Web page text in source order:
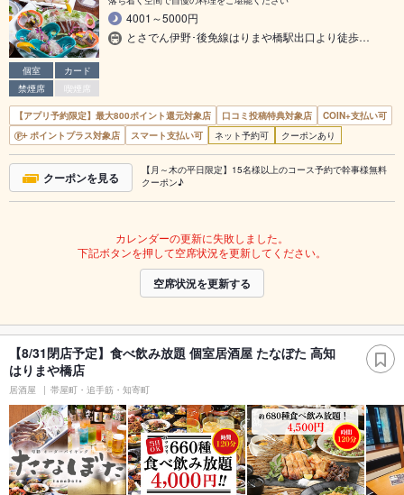
個室
カード
禁煙席
喫煙席
4001～5000円
とさでん伊野･後免線はりまや橋駅出口より徒歩…
【アプリ予約限定】最大800ポイント還元対象店 口コミ投稿特典対象店
COIN+支払い可
ポイントプラス対象店
スマート支払い可 ネット予約可 クーポンあり
クーポンを見る
【月～木の平日限定】15名様以上のコース予約で幹事様無料
クーポン♪
カレンダーの更新に失敗しました。
下記ボタンを押して空席状況を更新してください。
空席状況を更新する
【8/31閉店予定】食べ飲み放題 個室居酒屋 たなぼた 高知
はりまや橋店
居酒屋 帯屋町・追手筋・知寄町